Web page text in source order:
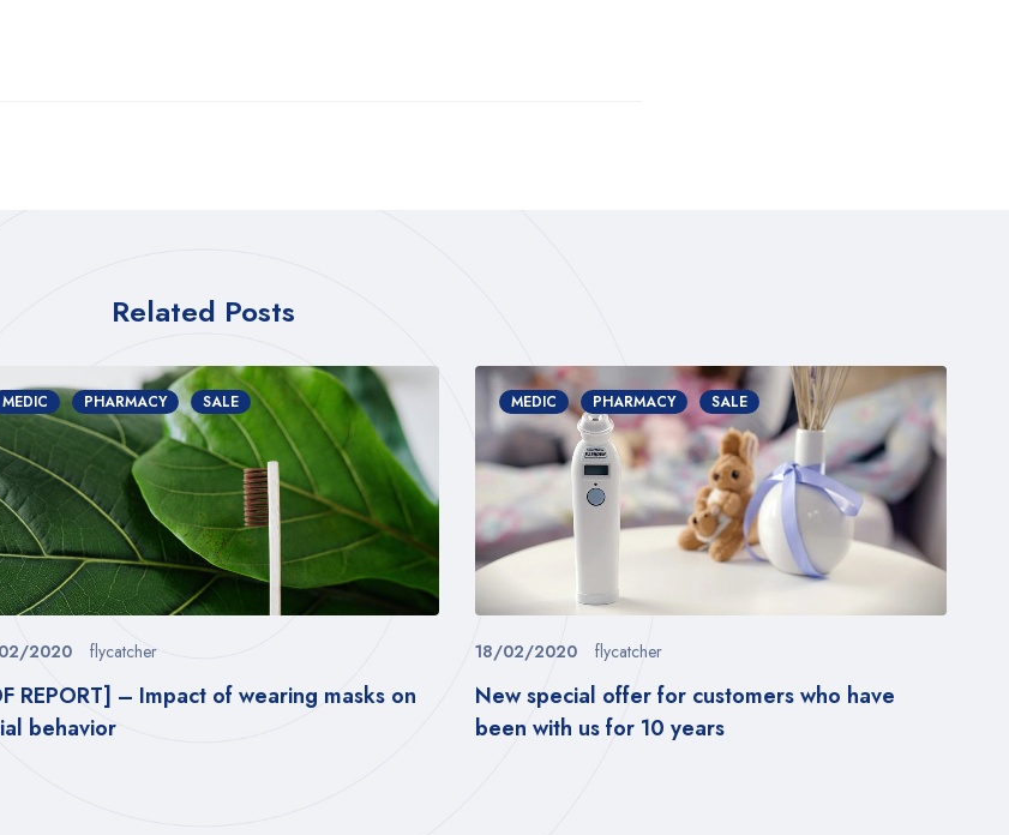
Related Posts
MEDIC PHARMACY SALE
REPORT] – Impact of wearing masks on
behavior
2020 flycatcher
MEDIC PHARMACY SALE
New special offer for customers who have
been with us for 10 years
18/02/2020 flycatcher